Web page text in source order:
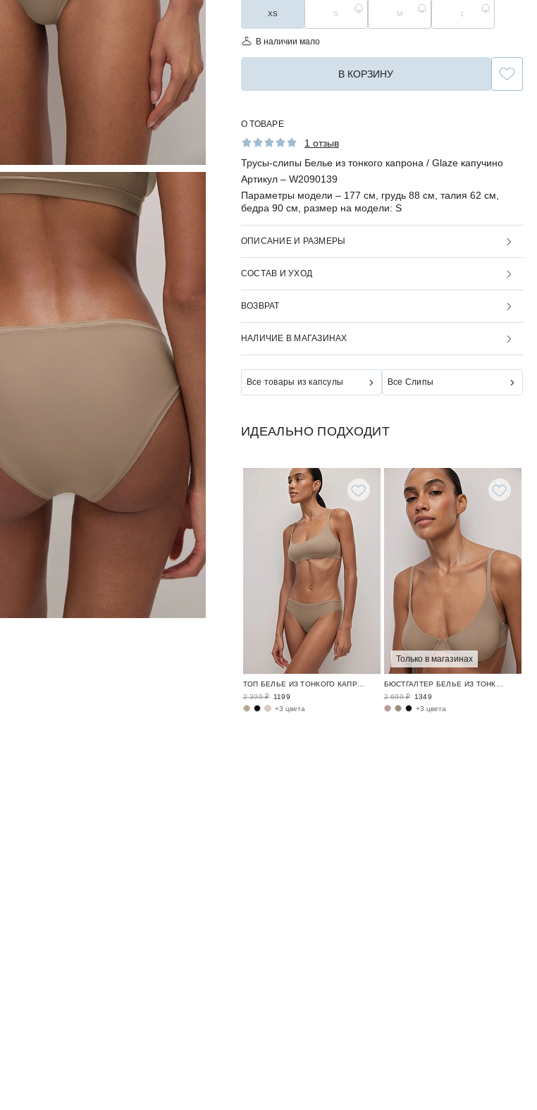
XS S M L
В наличии мало
В КОРЗИНУ
О ТОВАРЕ
1 отзыв
Трусы-слипы Белье из тонкого капрона / Glaze капучино
Артикул – W2090139
Параметры модели – 177 см, грудь 88 см, талия 62 см,
бедра 90 см, размер на модели: S
ОПИСАНИЕ И РАЗМЕРЫ
СОСТАВ И УХОД
ВОЗВРАТ
НАЛИЧИЕ В МАГАЗИНАХ
Все товары из капсулы Все Слипы
ИДЕАЛЬНО ПОДХОДИТ
2 399 ₽ 1199
+3 цвета
Только в магазинах
2 699 ₽ 1349
+3 цвета